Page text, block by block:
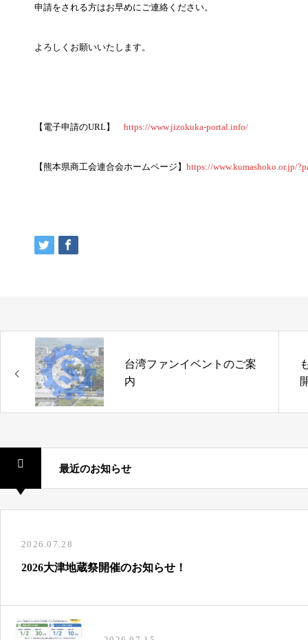
申請をされる方はお早めにご連絡ください。
よろしくお願いいたします。
【電子申請のURL】 https://www.jizokuka-portal.info/
【熊本県商工会連合会ホームページ】 https://www.kumashoko.or.jp/
台湾ファンイベントのご案
内
最近のお知らせ
2026.07.28
2026大津地蔵祭開催のお知らせ！